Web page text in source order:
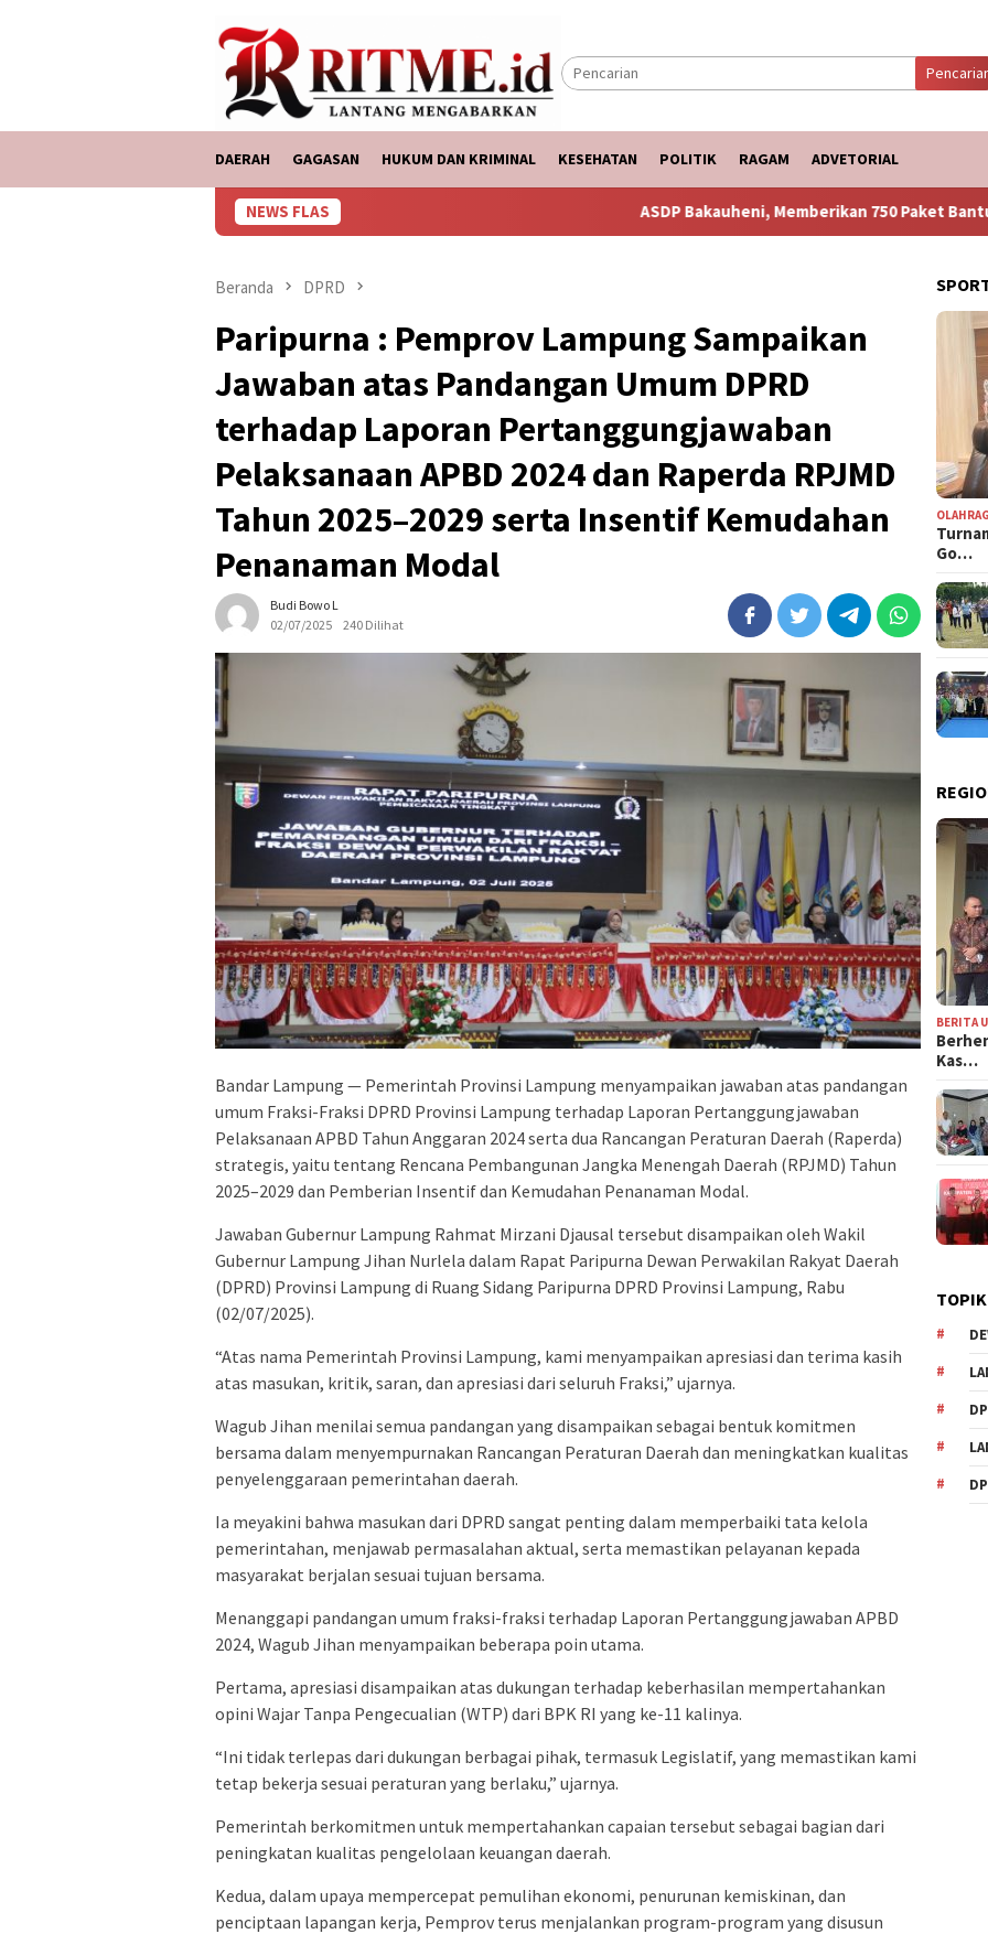
DAERAH GAGASAN HUKUM DAN KRIMINAL KESEHATAN POLITIK RAGAM ADVETORIAL
NEWS FLAS ASDP Bakauheni, Memberikan 750 Paket Bantuan Ke
Beranda DPRD
Paripurna : Pemprov Lampung Sampaikan
Jawaban atas Pandangan Umum DPRD
terhadap Laporan Pertanggungjawaban
Pelaksanaan APBD 2024 dan Raperda RPJMD
Tahun 2025–2029 serta Insentif Kemudahan
Penanaman Modal
Budi Bowo L
02/07/2025
240 Dilihat
Bandar Lampung — Pemerintah Provinsi Lampung menyampaikan jawaban atas pandangan
umum Fraksi-Fraksi DPRD Provinsi Lampung terhadap Laporan Pertanggungjawaban
Pelaksanaan APBD Tahun Anggaran 2024 serta dua Rancangan Peraturan Daerah (Raperda)
strategis, yaitu tentang Rencana Pembangunan Jangka Menengah Daerah (RPJMD) Tahun
2025–2029 dan Pemberian Insentif dan Kemudahan Penanaman Modal.
Jawaban Gubernur Lampung Rahmat Mirzani Djausal tersebut disampaikan oleh Wakil
Gubernur Lampung Jihan Nurlela dalam Rapat Paripurna Dewan Perwakilan Rakyat Daerah
(DPRD) Provinsi Lampung di Ruang Sidang Paripurna DPRD Provinsi Lampung, Rabu
(02/07/2025).
“Atas nama Pemerintah Provinsi Lampung, kami menyampaikan apresiasi dan terima kasih
atas masukan, kritik, saran, dan apresiasi dari seluruh Fraksi,” ujarnya.
Wagub Jihan menilai semua pandangan yang disampaikan sebagai bentuk komitmen
bersama dalam menyempurnakan Rancangan Peraturan Daerah dan meningkatkan kualitas
penyelenggaraan pemerintahan daerah.
Ia meyakini bahwa masukan dari DPRD sangat penting dalam memperbaiki tata kelola
pemerintahan, menjawab permasalahan aktual, serta memastikan pelayanan kepada
masyarakat berjalan sesuai tujuan bersama.
Menanggapi pandangan umum fraksi-fraksi terhadap Laporan Pertanggungjawaban APBD
2024, Wagub Jihan menyampaikan beberapa poin utama.
Pertama, apresiasi disampaikan atas dukungan terhadap keberhasilan mempertahankan
opini Wajar Tanpa Pengecualian (WTP) dari BPK RI yang ke-11 kalinya.
“Ini tidak terlepas dari dukungan berbagai pihak, termasuk Legislatif, yang memastikan kami
tetap bekerja sesuai peraturan yang berlaku,” ujarnya.
Pemerintah berkomitmen untuk mempertahankan capaian tersebut sebagai bagian dari
peningkatan kualitas pengelolaan keuangan daerah.
Kedua, dalam upaya mempercepat pemulihan ekonomi, penurunan kemiskinan, dan
penciptaan lapangan kerja, Pemprov terus menjalankan program-program yang disusun
Go…
BERITA
Kas…